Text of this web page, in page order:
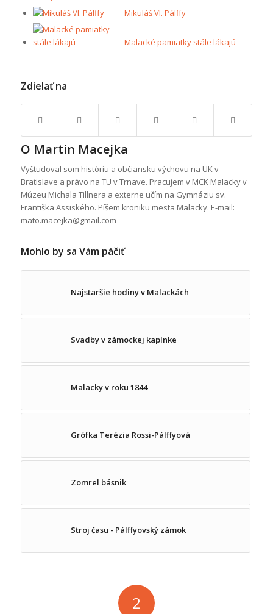
Mikuláš VI. Pálffy
Malacké pamiatky stále lákajú
Zdielať na
O Martin Macejka
Vyštudoval som históriu a občiansku výchovu na UK v
Bratislave a právo na TU v Trnave. Pracujem v MCK Malacky v
Múzeu Michala Tillnera a externe učím na Gymnáziu sv.
Františka Assiského. Píšem kroniku mesta Malacky. E-mail:
mato.macejka@gmail.com
Mohlo by sa Vám páčiť
Najstaršie hodiny v Malackách
Svadby v zámockej kaplnke
Malacky v roku 1844
Grófka Terézia Rossi-Pálffyová
Zomrel básnik
Stroj času - Pálffyovský zámok
2